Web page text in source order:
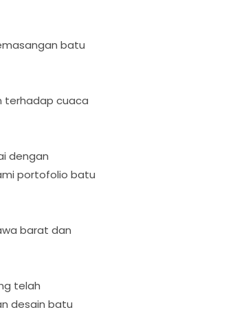
batu
terhadap cuaca
dengan
portofolio batu
barat dan
telah
desain batu